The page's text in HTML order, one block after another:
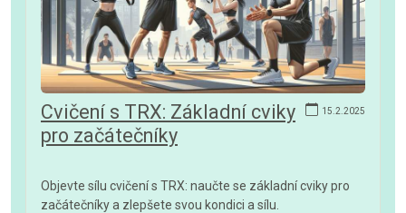
15.2.2025
Cvičení s TRX: Základní cviky
pro začátečníky
Objevte sílu cvičení s TRX: naučte se základní cviky pro
začátečníky a zlepšete svou kondici a sílu.